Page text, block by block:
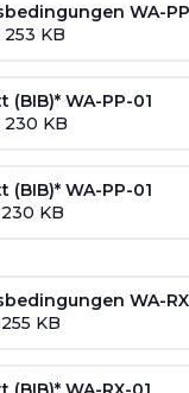
WA-
KB
WA-PP-01
KB
WA-PP-01
KB
WA-
KB